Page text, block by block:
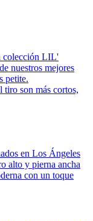
colección LIL'
nuestros mejores
petite.
tiro son más cortos,
en Los Ángeles
alto y pierna ancha
con un toque